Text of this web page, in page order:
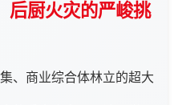
后厨火灾的严峻挑
、商业综合体林立的超大